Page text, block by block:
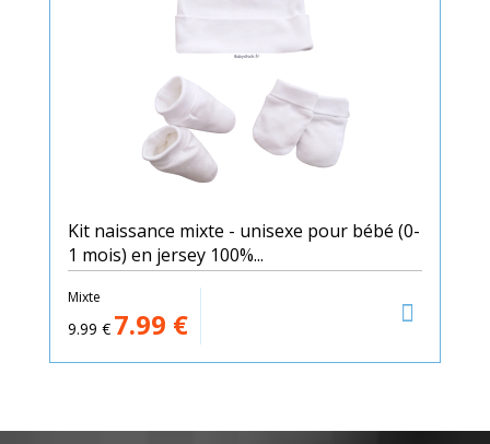
Kit naissance mixte - unisexe pour bébé (0-
1 mois) en jersey 100%...
Mixte
9.99 € 7.99 €